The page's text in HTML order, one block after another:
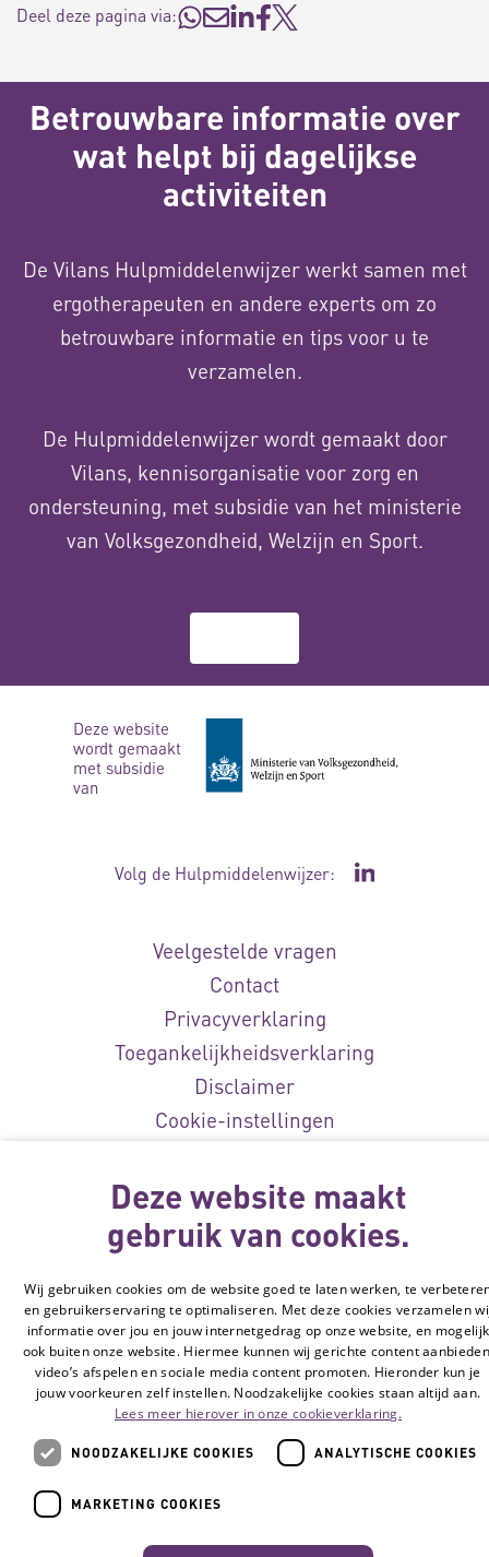
Deel deze pagina via:
Betrouwbare informatie over
wat helpt bij dagelijkse
activiteiten
De Vilans Hulpmiddelenwijzer werkt samen met
ergotherapeuten en andere experts om zo
betrouwbare informatie en tips voor u te
verzamelen.
De Hulpmiddelenwijzer wordt gemaakt door
Vilans, kennisorganisatie voor zorg en
ondersteuning, met subsidie van het ministerie
van Volksgezondheid, Welzijn en Sport.
Deze website
wordt gemaakt
met subsidie
van
Volg de Hulpmiddelenwijzer: Ga naar de
Veelgestelde vragen
Contact
Privacyverklaring
Toegankelijkheidsverklaring
Disclaimer
Cookie-instellingen
Deze website maakt
gebruik van cookies.
Wij gebruiken cookies om de website goed te laten werken, te
en gebruikerservaring te optimaliseren. Met deze cookies verzamelen
informatie over jou en jouw internetgedrag op onze website, en mogelijk
ook buiten onze website. Hiermee kunnen wij gerichte content
video’s afspelen en sociale media content promoten. Hieronder kun je
jouw voorkeuren zelf instellen. Noodzakelijke cookies staan altijd aan.
Lees meer hierover in onze cookieverklaring.
NOODZAKELIJKE COOKIES ANALYTISCHE COOKIES
MARKETING COOKIES